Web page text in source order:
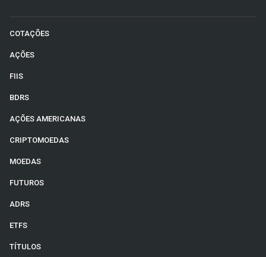
COTAÇÕES
AÇÕES
FIIS
BDRS
AÇÕES AMERICANAS
CRIPTOMOEDAS
MOEDAS
FUTUROS
ADRS
ETFS
TÍTULOS